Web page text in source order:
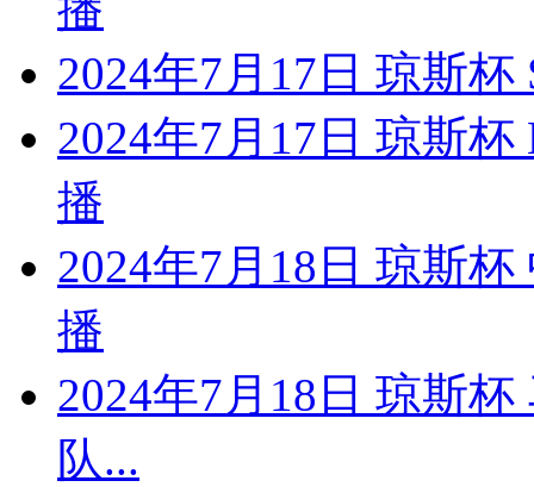
2024年7月17日 琼斯
2024年7月17日 琼斯
播
2024年7月18日 琼斯
播
2024年7月18日 琼斯
队...